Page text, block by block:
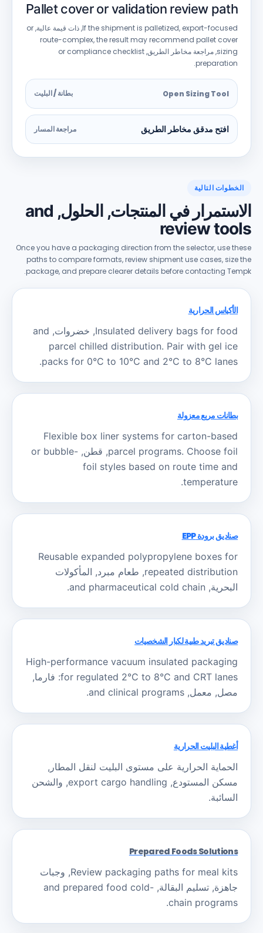
Pallet cover or validation review path
If the shipment is palletized,export-focused , ذات قيمة عالية,or
route-complex,the result may recommend pallet cover
, مراجعة مخاطر الطريق, or compliance checklist
preparation
.
Open Sizing Tool بطانة / البليت
افتح مدقق مخاطر الطريق مراجعة المسار
التالية
في المنتجات, الحلول,and
review
Once you have a packaging direction from the selector,use
paths to compare formats ,review shipment use cases,
package,and prepare clearer details before contacting
.
الأكياس الحرارية
Insulated delivery bags for food, خضروات,and
parcel chilled distribution .Pair with gel ice
packs for 0°C to 10°C and 2°C to 8°C lanes
.
بطانات مربع معزولة
Flexible box liner systems for carton-based
parcel programs.Choose foil , قطن, or bubble-
foil styles based on route time and
temperature
.
صناديق برودة EPP
Reusable expanded polypropylene boxes for
repeated distribution, طعام مبرد, المأكولات
البحرية,and pharmaceutical cold chain
.
صناديق تبريد طبية لكبار الشخصيات
High-performance vacuum insulated packaging
for regulated 2°C to 8°C and CRT lanes: فارما,
مصل, معمل,and clinical programs
.
أغطية البليت الحرارية
الحماية الحرارية على مستوى البليت لنقل المطار,
مسكن المستودع,export cargo handling, والشحن
السائبة.
Prepared Foods Solutions
Review packaging paths for meal kits, وجبات
جاهزة, تسليم البقالة,and prepared food cold-
chain programs